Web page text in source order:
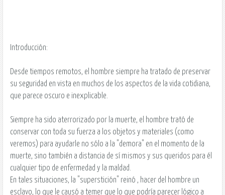
Introducción:
Desde tiempos remotos, el hombre siempre ha tratado de preservar
su seguridad en vista en muchos de los aspectos de la vida cotidiana,
que parece oscuro e inexplicable.
Siempre ha sido aterrorizado por la muerte, el hombre trató de
conservar con toda su fuerza a los objetos y materiales (como
veremos) para ayudarle no sólo a la "demora" en el momento de la
muerte, sino también a distancia de sí mismos y sus queridos para él
cualquier tipo de enfermedad y la maldad.
En tales situaciones, la "superstición" reinó , hacer del hombre un
esclavo, lo que le causó a temer que lo que podría parecer lógico a